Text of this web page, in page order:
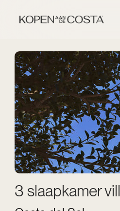
3 slaapkamer